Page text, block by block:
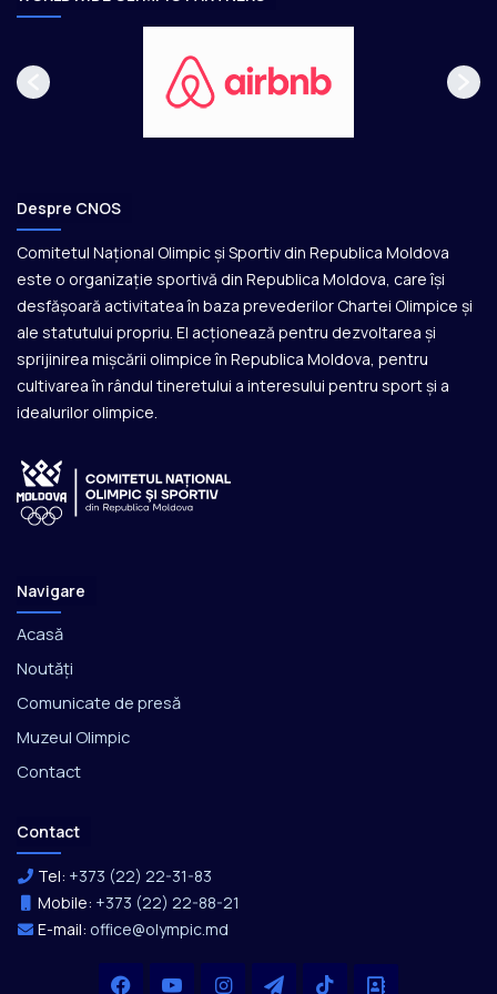
Despre CNOS
Comitetul Național Olimpic și Sportiv din Republica Moldova
este o organizație sportivă din Republica Moldova, care își
desfășoară activitatea în baza prevederilor Chartei Olimpice și
ale statutului propriu. El acționează pentru dezvoltarea și
sprijinirea mișcării olimpice în Republica Moldova, pentru
cultivarea în rândul tineretului a interesului pentru sport și a
idealurilor olimpice.
Navigare
Acasă
Noutăți
Comunicate de presă
Muzeul Olimpic
Contact
Contact
Tel: +373 (22) 22-31-83
Mobile: +373 (22) 22-88-21
E-mail: office@olympic.md
FacebookYouTubeInstagramTelegram
TikTok